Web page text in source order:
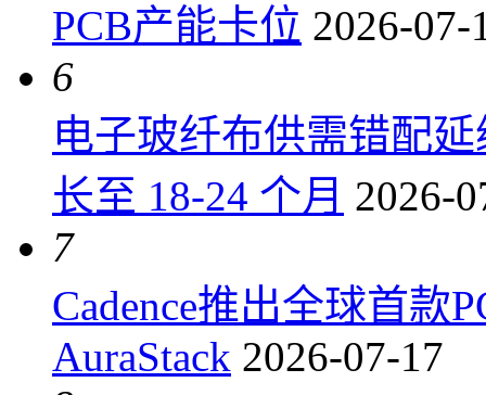
PCB产能卡位 2026-07-
6
电子玻纤布供需错配
长至 18-24 个月 2026-
7
Cadence推出全球首款
AuraStack 2026-07-17